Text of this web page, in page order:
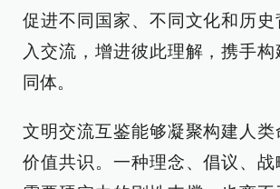
促进不同国家、不同文化和历
入交流，增进彼此理解，携手
同体。
文明交流互鉴能够凝聚构建人
价值共识。一种理念、倡议、战